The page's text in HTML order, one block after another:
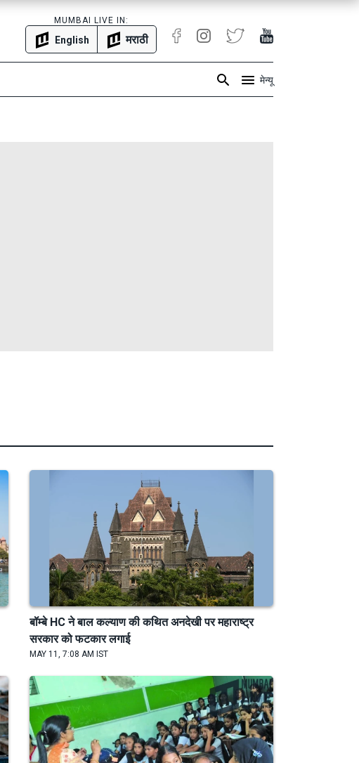
MUMBAI LIVE IN:
English मराठी
मेन्यू
बॉम्बे HC ने बाल कल्याण की कथित अनदेखी पर महाराष्ट्र
सरकार को फटकार लगाई
MAY 11, 7:08 AM IST